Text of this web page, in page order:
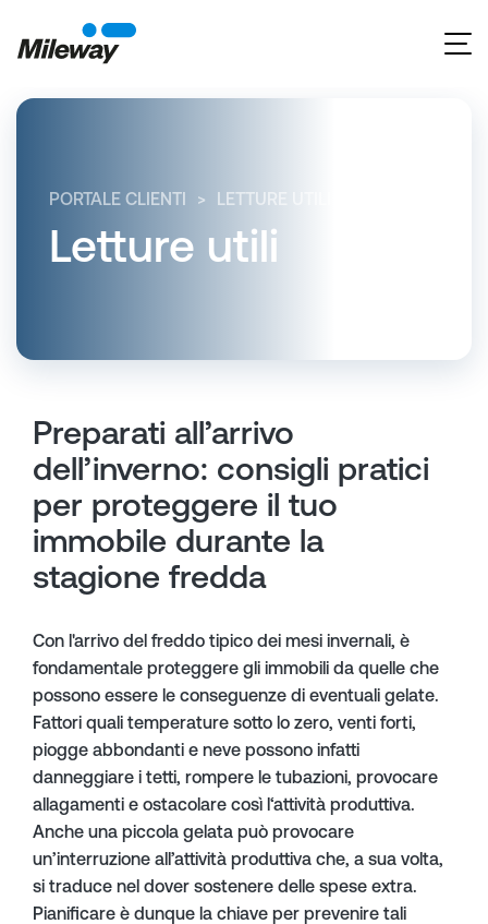
PORTALE CLIENTI LETTURE UTILI
Letture utili
Preparati all’arrivo
dell’inverno: consigli pratici
per proteggere il tuo
immobile durante la
stagione fredda
Con l'arrivo del freddo tipico dei mesi invernali, è
fondamentale proteggere gli immobili da quelle che
possono essere le conseguenze di eventuali gelate.
Fattori quali temperature sotto lo zero, venti forti,
piogge abbondanti e neve possono infatti
danneggiare i tetti, rompere le tubazioni, provocare
allagamenti e ostacolare così l‘attività produttiva.
Anche una piccola gelata può provocare
un’interruzione all’attività produttiva che, a sua volta,
si traduce nel dover sostenere delle spese extra.
Pianificare è dunque la chiave per prevenire tali